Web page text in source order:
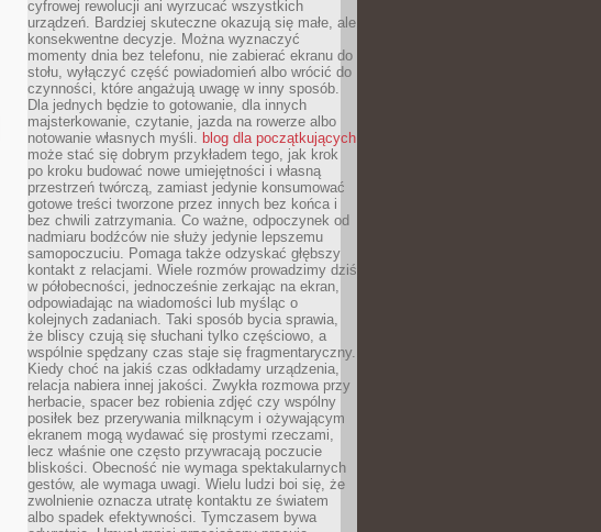
cyfrowej rewolucji ani wyrzucać wszystkich
urządzeń. Bardziej skuteczne okazują się małe, ale
konsekwentne decyzje. Można wyznaczyć
momenty dnia bez telefonu, nie zabierać ekranu do
stołu, wyłączyć część powiadomień albo wrócić do
czynności, które angażują uwagę w inny sposób.
Dla jednych będzie to gotowanie, dla innych
majsterkowanie, czytanie, jazda na rowerze albo
notowanie własnych myśli. blog dla początkujących
może stać się dobrym przykładem tego, jak krok
po kroku budować nowe umiejętności i własną
przestrzeń twórczą, zamiast jedynie konsumować
gotowe treści tworzone przez innych bez końca i
bez chwili zatrzymania. Co ważne, odpoczynek od
nadmiaru bodźców nie służy jedynie lepszemu
samopoczuciu. Pomaga także odzyskać głębszy
kontakt z relacjami. Wiele rozmów prowadzimy dziś
w półobecności, jednocześnie zerkając na ekran,
odpowiadając na wiadomości lub myśląc o
kolejnych zadaniach. Taki sposób bycia sprawia,
że bliscy czują się słuchani tylko częściowo, a
wspólnie spędzany czas staje się fragmentaryczny.
Kiedy choć na jakiś czas odkładamy urządzenia,
relacja nabiera innej jakości. Zwykła rozmowa przy
herbacie, spacer bez robienia zdjęć czy wspólny
posiłek bez przerywania milknącym i ożywającym
ekranem mogą wydawać się prostymi rzeczami,
lecz właśnie one często przywracają poczucie
bliskości. Obecność nie wymaga spektakularnych
gestów, ale wymaga uwagi. Wielu ludzi boi się, że
zwolnienie oznacza utratę kontaktu ze światem
albo spadek efektywności. Tymczasem bywa